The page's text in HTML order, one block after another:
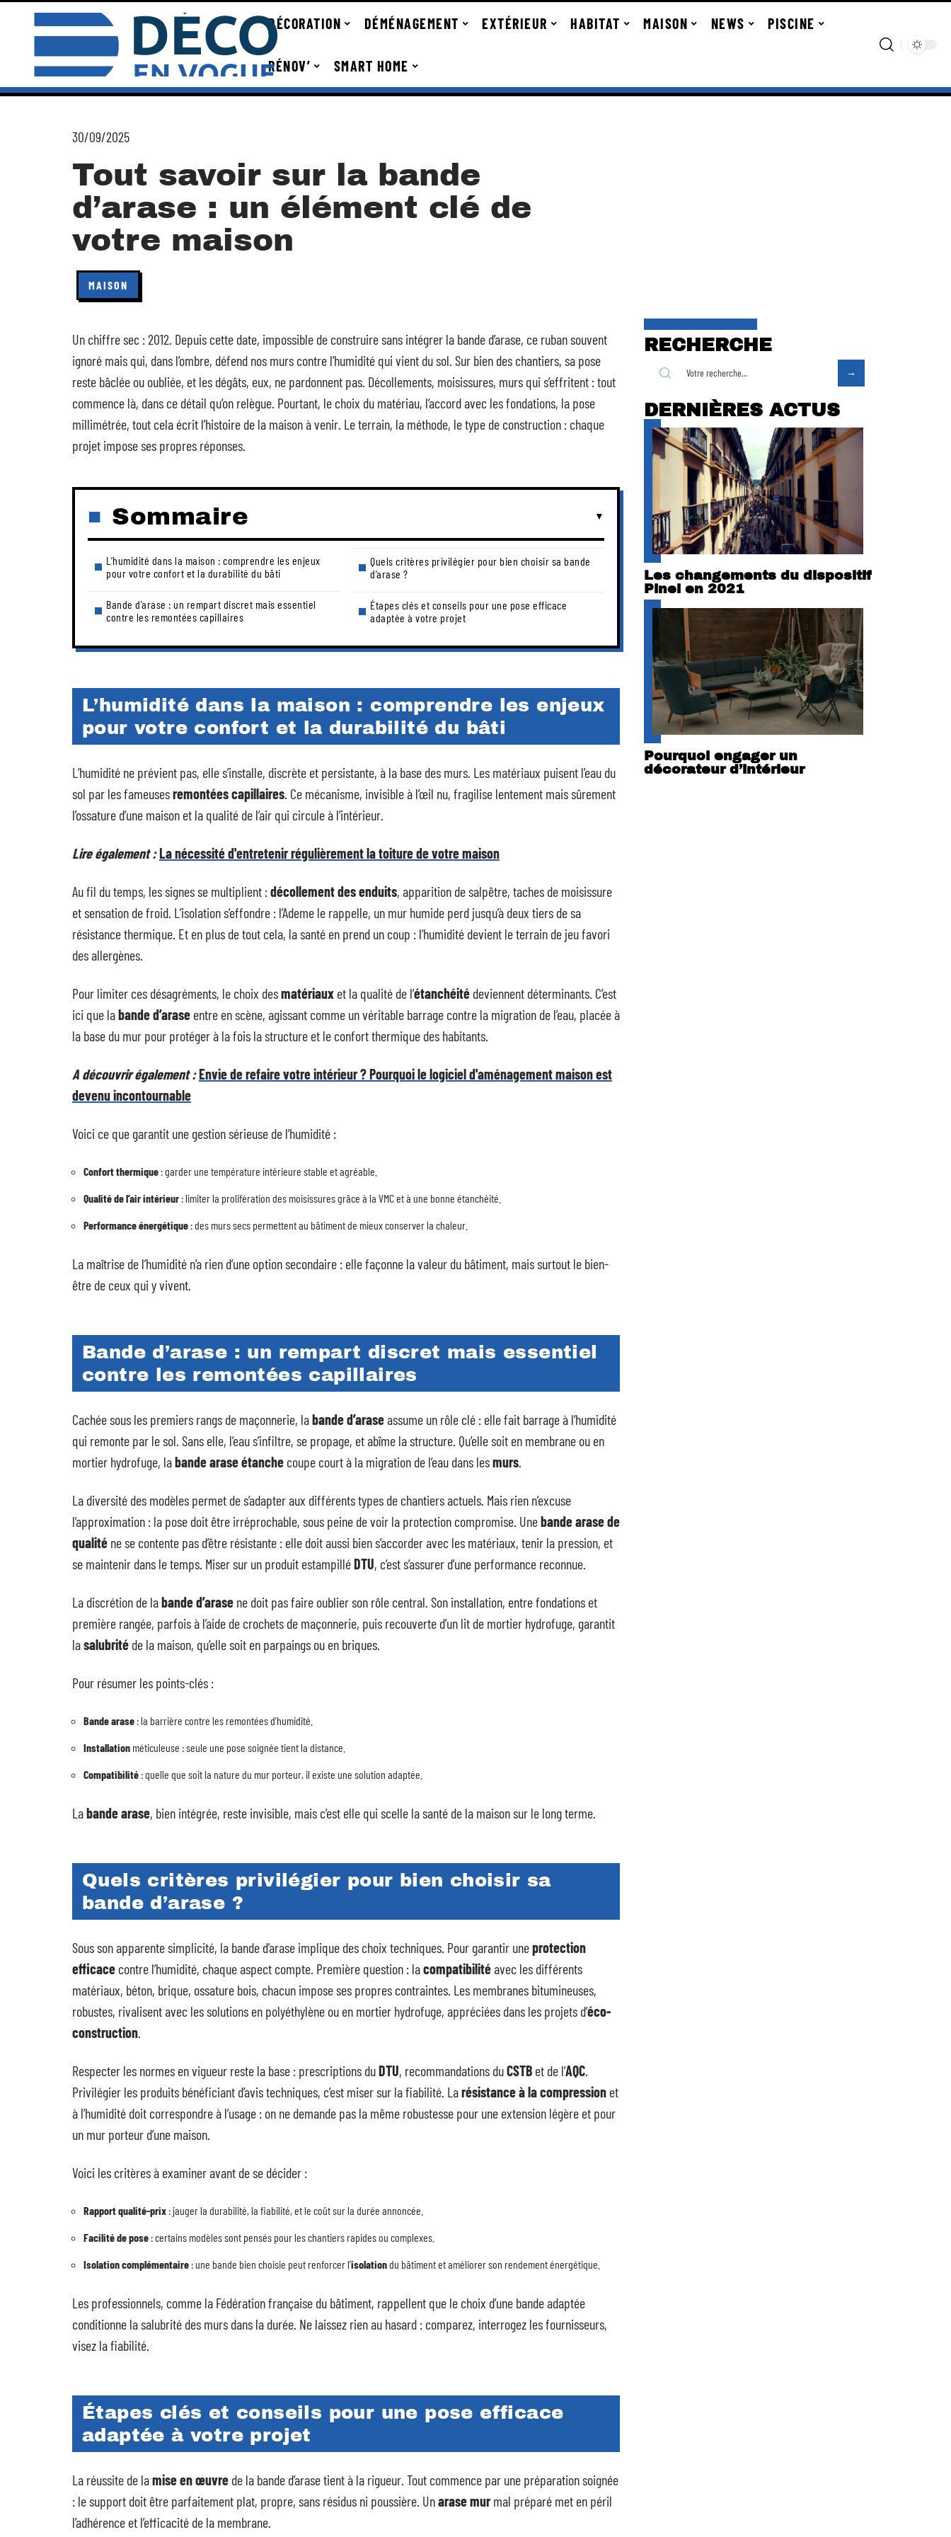
DÉCORATION DÉMÉNAGEMENT EXTÉRIEUR HABITAT MAISON NEWS PISCINE
RÉNOV’ SMART HOME
30/09/2025
Tout savoir sur la bande
d’arase : un élément clé de
votre maison
MAISON
Un chiffre sec : 2012. Depuis cette date, impossible de construire sans intégrer la bande d’arase, ce ruban souvent
ignoré mais qui, dans l’ombre, défend nos murs contre l’humidité qui vient du sol. Sur bien des chantiers, sa pose
reste bâclée ou oubliée, et les dégâts, eux, ne pardonnent pas. Décollements, moisissures, murs qui s’effritent : tout
commence là, dans ce détail qu’on relègue. Pourtant, le choix du matériau, l’accord avec les fondations, la pose
millimétrée, tout cela écrit l’histoire de la maison à venir. Le terrain, la méthode, le type de construction : chaque
projet impose ses propres réponses.
Sommaire
L’humidité dans la maison : comprendre les enjeux
pour votre confort et la durabilité du bâti
Bande d’arase : un rempart discret mais essentiel
contre les remontées capillaires
Quels critères privilégier pour bien choisir sa bande
d’arase ?
Étapes clés et conseils pour une pose efficace
adaptée à votre projet
L’humidité dans la maison : comprendre les enjeux
pour votre confort et la durabilité du bâti
L’humidité ne prévient pas, elle s’installe, discrète et persistante, à la base des murs. Les matériaux puisent l’eau du
sol par les fameusesremontées capillaires. Ce mécanisme, invisible à l’œil nu, fragilise lentement mais sûrement
l’ossature d’une maison et la qualité de l’air qui circule à l’intérieur.
Lire également :La nécessité d'entretenir régulièrement la toiture de votre maison
Au fil du temps, les signes se multiplient :décollement des enduits, apparition de salpêtre, taches de moisissure
et sensation de froid. L’isolation s’effondre : l’Ademe le rappelle, un mur humide perd jusqu’à deux tiers de sa
résistance thermique. Et en plus de tout cela, la santé en prend un coup : l’humidité devient le terrain de jeu favori
des allergènes.
Pour limiter ces désagréments, le choix desmatériaux et la qualité de l’étanchéité deviennent déterminants. C’est
ici que labande d’arase entre en scène, agissant comme un véritable barrage contre la migration de l’eau, placée à
la base du mur pour protéger à la fois la structure et le confort thermique des habitants.
A découvrir également :Envie de refaire votre intérieur ? Pourquoi le logiciel d'aménagement maison est
devenu incontournable
Voici ce que garantit une gestion sérieuse de l’humidité :
Confort thermique : garder une température intérieure stable et agréable.
Qualité de l’air intérieur : limiter la prolifération des moisissures grâce à la VMC et à une bonne étanchéité.
Performance énergétique : des murs secs permettent au bâtiment de mieux conserver la chaleur.
La maîtrise de l’humidité n’a rien d’une option secondaire : elle façonne la valeur du bâtiment, mais surtout le bien-
être de ceux qui y vivent.
Bande d’arase : un rempart discret mais essentiel
contre les remontées capillaires
Cachée sous les premiers rangs de maçonnerie, labande d’araseassume un rôle clé : elle fait barrage à l’humidité
qui remonte par le sol. Sans elle, l’eau s’infiltre, se propage, et abîme la structure. Qu’elle soit en membrane ou en
mortier hydrofuge, labande arase étanche coupe court à la migration de l’eau dans lesmurs.
La diversité des modèles permet de s’adapter aux différents types de chantiers actuels. Mais rien n’excuse
l’approximation : la pose doit être irréprochable, sous peine de voir la protection compromise. Unebande arase de
qualité ne se contente pas d’être résistante : elle doit aussi bien s’accorder avec les matériaux, tenir la pression, et
se maintenir dans le temps. Miser sur un produit estampilléDTU, c’est s’assurer d’une performance reconnue.
La discrétion de labande d’arase ne doit pas faire oublier son rôle central. Son installation, entre fondations et
première rangée, parfois à l’aide de crochets de maçonnerie, puis recouverte d’un lit de mortier hydrofuge, garantit
lasalubrité de la maison, qu’elle soit en parpaings ou en briques.
Pour résumer les points-clés :
Bande arase : la barrière contre les remontées d’humidité.
Installation méticuleuse : seule une pose soignée tient la distance.
Compatibilité : quelle que soit la nature du mur porteur, il existe une solution adaptée.
Labande arase, bien intégrée, reste invisible, mais c’est elle qui scelle la santé de la maison sur le long terme.
Quels critères privilégier pour bien choisir sa
bande d’arase ?
Sous son apparente simplicité, la bande d’arase implique des choix techniques. Pour garantir uneprotection
efficace contre l’humidité, chaque aspect compte. Première question : lacompatibilitéavec les différents
matériaux, béton, brique, ossature bois, chacun impose ses propres contraintes. Les membranes bitumineuses,
robustes, rivalisent avec les solutions en polyéthylène ou en mortier hydrofuge, appréciées dans les projets d’éco-
construction.
Respecter les normes en vigueur reste la base : prescriptions duDTU, recommandations duCSTB et de l’AQC.
Privilégier les produits bénéficiant d’avis techniques, c’est miser sur la fiabilité. Larésistance à la compression et
à l’humidité doit correspondre à l’usage : on ne demande pas la même robustesse pour une extension légère et pour
un mur porteur d’une maison.
Voici les critères à examiner avant de se décider :
Rapport qualité-prix : jauger la durabilité, la fiabilité, et le coût sur la durée annoncée.
Facilité de pose : certains modèles sont pensés pour les chantiers rapides ou complexes.
Isolation complémentaire : une bande bien choisie peut renforcer l’isolationdu bâtiment et améliorer son rendement énergétique.
Les professionnels, comme la Fédération française du bâtiment, rappellent que le choix d’une bande adaptée
conditionne la salubrité des murs dans la durée. Ne laissez rien au hasard : comparez, interrogez les fournisseurs,
visez la fiabilité.
Étapes clés et conseils pour une pose efficace
adaptée à votre projet
La réussite de lamise en œuvre de la bande d’arase tient à la rigueur. Tout commence par une préparation soignée
: le support doit être parfaitement plat, propre, sans résidus ni poussière. Unarase murmal préparé met en péril
l’adhérence et l’efficacité de la membrane.
RECHERCHE
DERNIÈRES ACTUS
Les changements du dispositif
Pinel en 2021
Pourquoi engager un
décorateur d’intérieur